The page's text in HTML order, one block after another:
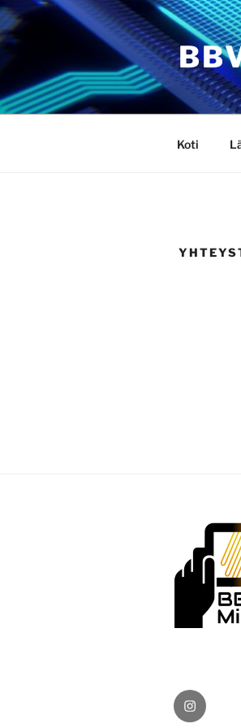
Siirry
sisältöön
Koti
Instagram